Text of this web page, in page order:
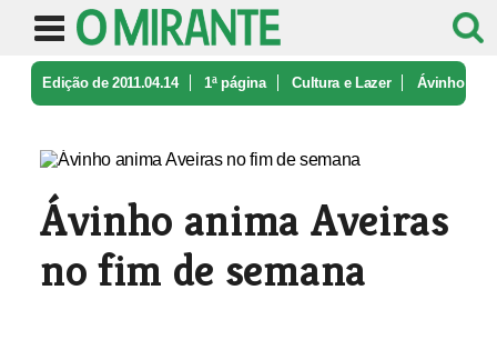
Edição de 2011.04.14 1ª página Cultura e Lazer Ávinho
Ávinho anima Aveiras
no fim de semana